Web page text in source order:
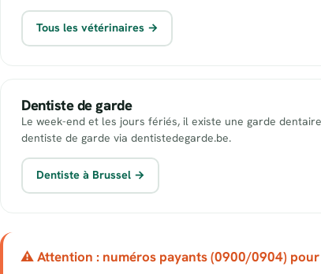
Tous les vétérinaires →
Dentiste de garde
Le week-end et les jours fériés, il existe une garde
dentiste de garde via dentistedegarde.be.
Dentiste à Brussel →
⚠ Attention : numéros payants (0900/0904) pour